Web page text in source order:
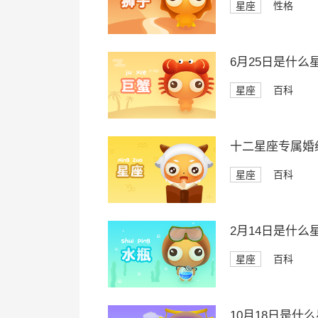
星座 性格
6月25日是什么
星座 百科
十二星座专属婚
星座 百科
2月14日是什么
星座 百科